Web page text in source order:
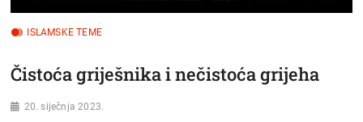
ISLAMSKE TEME
Čistoća griješnika i nečistoća grijeha
20. siječnja 2023.